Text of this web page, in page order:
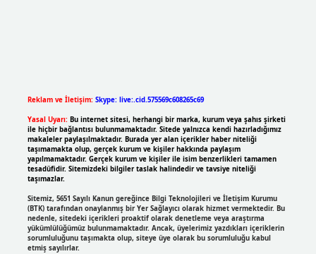
Reklam ve İletişim: Skype: live:.cid.575569c608265c69
Yasal Uyarı: Bu internet sitesi, herhangi bir marka, kurum veya şahıs şirketi
ile hiçbir bağlantısı bulunmamaktadır. Sitede yalnızca kendi hazırladığımız
makaleler paylaşılmaktadır. Burada yer alan içerikler haber niteliği
taşımamakta olup, gerçek kurum ve kişiler hakkında paylaşım
yapılmamaktadır. Gerçek kurum ve kişiler ile isim benzerlikleri tamamen
tesadüfidir. Sitemizdeki bilgiler taslak halindedir ve tavsiye niteliği
taşımazlar.
Sitemiz, 5651 Sayılı Kanun gereğince Bilgi Teknolojileri ve İletişim Kurumu
(BTK) tarafından onaylanmış bir Yer Sağlayıcı olarak hizmet vermektedir. Bu
nedenle, sitedeki içerikleri proaktif olarak denetleme veya araştırma
yükümlülüğümüz bulunmamaktadır. Ancak, üyelerimiz yazdıkları içeriklerin
sorumluluğunu taşımakta olup, siteye üye olarak bu sorumluluğu kabul
etmiş sayılırlar.